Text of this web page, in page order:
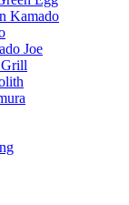
Kamado
Joe
Grill